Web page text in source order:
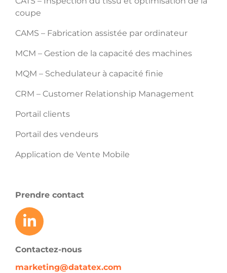
coupe
CAMS – Fabrication assistée par ordinateur
MCM – Gestion de la capacité des machines
MQM – Schedulateur à capacité finie
CRM – Customer Relationship Management
Portail clients
Portail des vendeurs
Application de Vente Mobile
Prendre contact
Contactez-nous
marketing@datatex.com